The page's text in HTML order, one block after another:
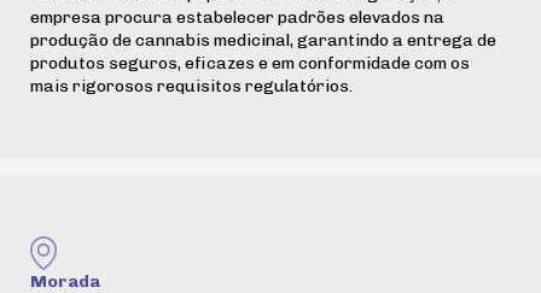
empresa procura estabelecer padrões elevados na
produção de cannabis medicinal, garantindo a entrega de
produtos seguros, eficazes e em conformidade com os
mais rigorosos requisitos regulatórios.
Morada